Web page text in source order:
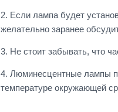
2. Если лампа будет
желательно заранее
3. Не стоит забывать, что
4. Люминесцентные лампы
температуре окружающей